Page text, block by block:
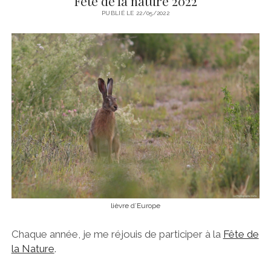
PUBLIÉ LE 22/05/2022
lièvre d’Europe
Chaque année, je me réjouis de participer à la Fête de
la Nature.